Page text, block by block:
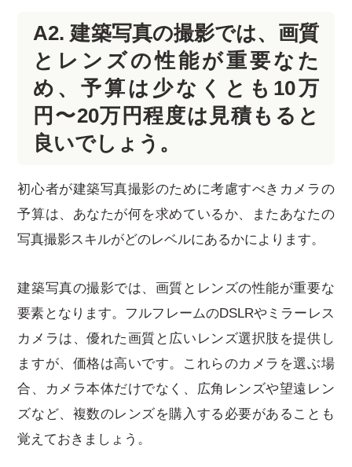
A2. 建築写真の撮影では、画質
とレンズの性能が重要なた
め、予算は少なくとも10万
円〜20万円程度は見積もると
良いでしょう。
初心者が建築写真撮影のために考慮すべきカメラの
予算は、あなたが何を求めているか、またあなたの
写真撮影スキルがどのレベルにあるかによります。
建築写真の撮影では、画質とレンズの性能が重要な
要素となります。フルフレームのDSLRやミラーレス
カメラは、優れた画質と広いレンズ選択肢を提供し
ますが、価格は高いです。これらのカメラを選ぶ場
合、カメラ本体だけでなく、広角レンズや望遠レン
ズなど、複数のレンズを購入する必要があることも
覚えておきましょう。